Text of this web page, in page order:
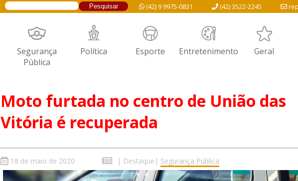
(42) 3522-2245
(42) 9 9975-0831
Segurança
Pública
Política Esporte Entretenimento Geral
Moto furtada no centro de União das
Vitória é recuperada
18 de maio de 2020 | Destaque | Segurança Pública